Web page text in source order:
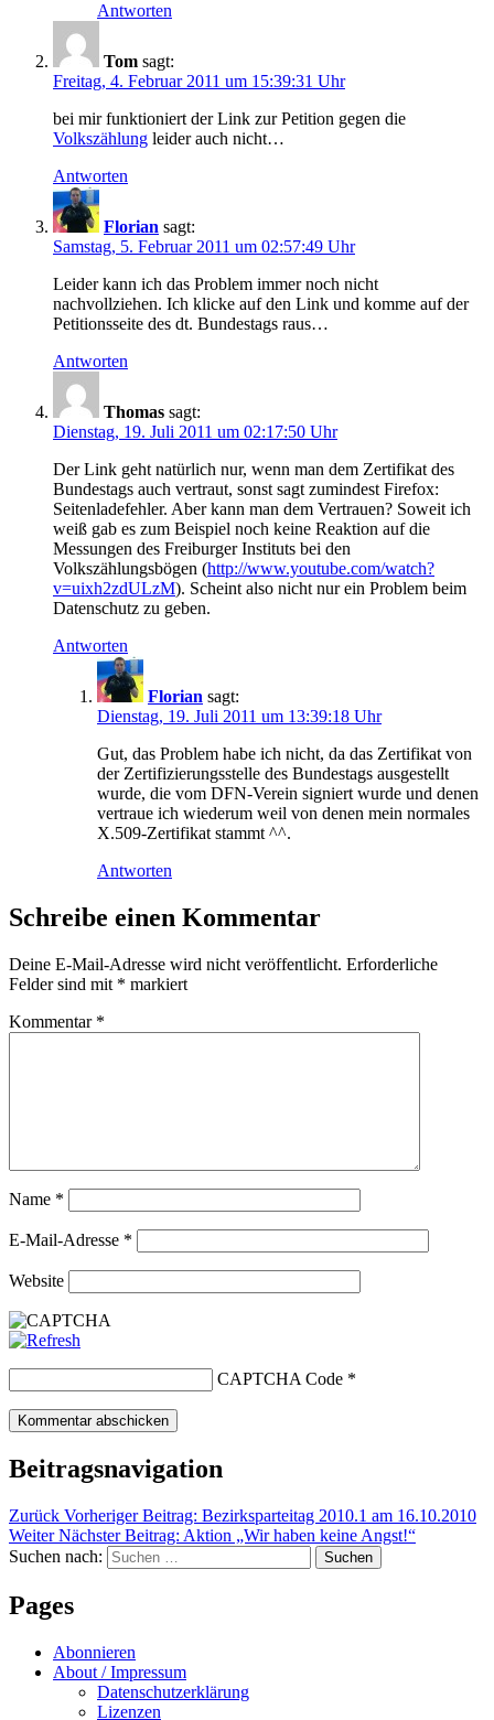
Antworten
Tom sagt:
Freitag, 4. Februar 2011 um 15:39:31 Uhr
bei mir funktioniert der Link zur Petition gegen die
Volkszählung leider auch nicht…
Antworten
Florian sagt:
Samstag, 5. Februar 2011 um 02:57:49 Uhr
Leider kann ich das Problem immer noch nicht
nachvollziehen. Ich klicke auf den Link und komme auf der
Petitionsseite des dt. Bundestags raus…
Antworten
Thomas sagt:
Dienstag, 19. Juli 2011 um 02:17:50 Uhr
Der Link geht natürlich nur, wenn man dem Zertifikat des
Bundestags auch vertraut, sonst sagt zumindest Firefox:
Seitenladefehler. Aber kann man dem Vertrauen? Soweit ich
weiß gab es zum Beispiel noch keine Reaktion auf die
Messungen des Freiburger Instituts bei den
Volkszählungsbögen (http://www.youtube.com/watch?
v=uixh2zdULzM). Scheint also nicht nur ein Problem beim
Datenschutz zu geben.
Antworten
Florian sagt:
Dienstag, 19. Juli 2011 um 13:39:18 Uhr
Gut, das Problem habe ich nicht, da das Zertifikat von
der Zertifizierungsstelle des Bundestags ausgestellt
wurde, die vom DFN-Verein signiert wurde und denen
vertraue ich wiederum weil von denen mein normales
X.509-Zertifikat stammt ^^.
Antworten
Schreibe einen Kommentar
Deine E-Mail-Adresse wird nicht veröffentlicht. Erforderliche
Felder sind mit * markiert
Kommentar *
Name *
E-Mail-Adresse *
Website
CAPTCHA Code *
Beitragsnavigation
Zurück Vorheriger Beitrag: Bezirksparteitag 2010.1 am 16.10.2010
Weiter Nächster Beitrag: Aktion „Wir haben keine Angst!“
Suchen nach:
Suchen
Pages
Abonnieren
About / Impressum
Datenschutzerklärung
Lizenzen